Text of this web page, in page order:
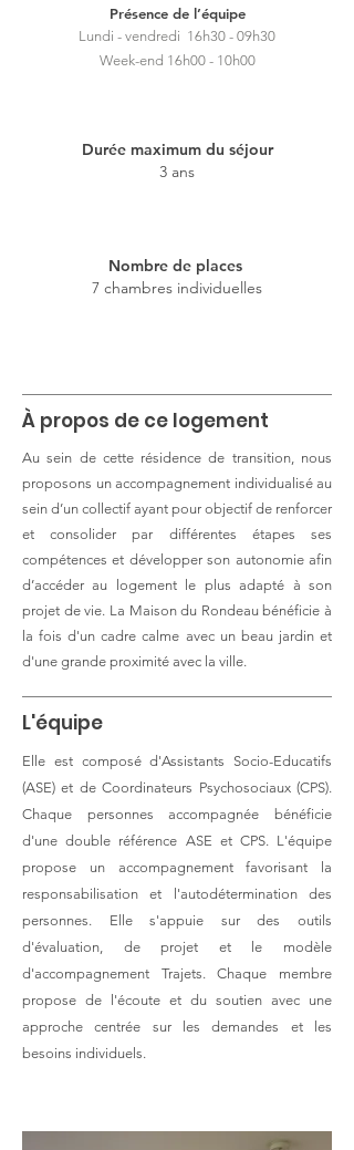
Présence de l’équipe
Lundi - vendredi 16h30 - 09h30
Week-end 16h00 - 10h00
Durée maximum du séjour
3 ans
Nombre de places
7 chambres individuelles
À propos de ce logement
Au sein de cette résidence de transition, nous
proposons un accompagnement individualisé au
sein d’un collectif ayant pour objectif de renforcer
et consolider par différentes étapes ses
compétences et développer son autonomie afin
d’accéder au logement le plus adapté à son
projet de vie. La Maison du Rondeau bénéficie à
la fois d'un cadre calme avec un beau jardin et
d'une grande proximité avec la ville.
L'équipe
Elle est composé d'Assistants Socio-Educatifs
(ASE) et de Coordinateurs Psychosociaux (CPS).
Chaque personnes accompagnée bénéficie
d'une double référence ASE et CPS. L'équipe
propose un accompagnement favorisant la
responsabilisation et l'autodétermination des
personnes. Elle s'appuie sur des outils
d'évaluation, de projet et le modèle
d'accompagnement Trajets. Chaque membre
propose de l'écoute et du soutien avec une
approche centrée sur les demandes et les
besoins individuels.